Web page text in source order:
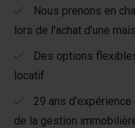
Nous prenons en
lors de l'achat d'une
Des options
locatif
29 ans
de la gestion